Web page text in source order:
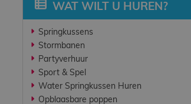
Werken bij
Contact
WAT WILT U HUREN?
Springkussens
Stormbanen
Partyverhuur
Sport & Spel
Water Springkussen Huren
Opblaasbare poppen